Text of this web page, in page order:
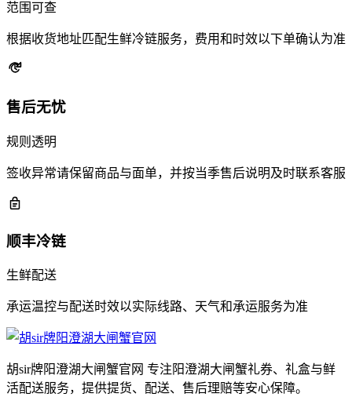
范围可查
根据收货地址匹配生鲜冷链服务，费用和时效以下单确认为准
售后无忧
规则透明
签收异常请保留商品与面单，并按当季售后说明及时联系客服
顺丰冷链
生鲜配送
承运温控与配送时效以实际线路、天气和承运服务为准
胡sir牌阳澄湖大闸蟹官网 专注阳澄湖大闸蟹礼券、礼盒与鲜
活配送服务，提供提货、配送、售后理赔等安心保障。